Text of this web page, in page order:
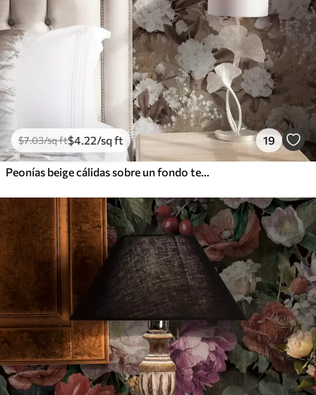
$7.03/sq ft$4.22/sq ft 19
Peonías beige cálidas sobre un fondo texturizado